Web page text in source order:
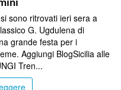
sono ritrovati ieri sera a
G. Ugdulena di
grande festa per i
Aggiungi BlogSicilia alle
Tren...